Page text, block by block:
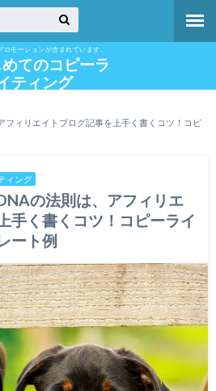
ロモーションが含まれています。
フィリエイトブログ記事を上手く書くコツ！コピ
ィング
の法則は、アフィリエ
手く書くコツ！コピーライ
ート例